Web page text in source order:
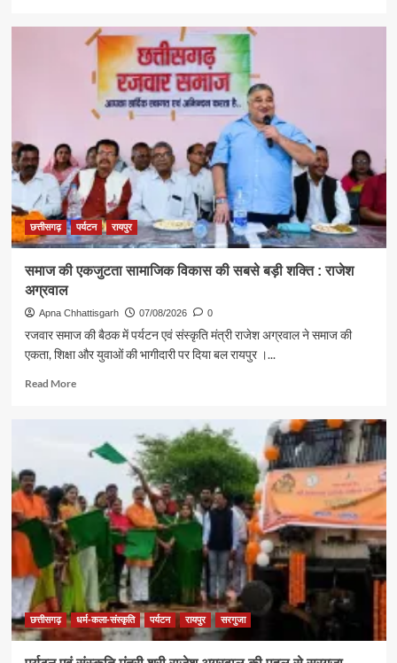
पर्यटन
संस्कृति
राजेश
अग्रवाल
दिया
स्वदेशी
अपनाने
का
संदेश
छत्तीसगढ़ पर्यटन रायपुर
समाज की एकजुटता सामाजिक विकास की सबसे बड़ी शक्ति : राजेश
अग्रवाल
Apna Chhattisgarh 07/08/2026 0
रजवार समाज की बैठक में पर्यटन एवं संस्कृति मंत्री राजेश अग्रवाल ने समाज की
एकता, शिक्षा और युवाओं की भागीदारी पर दिया बल रायपुर ।...
Read MoreRead
एकजुटता
सामाजिक
विकास
की
बड़ी
शक्ति
राजेश
अग्रवाल
छत्तीसगढ़ धर्म-कला-संस्कृति पर्यटन रायपुर सरगुजा